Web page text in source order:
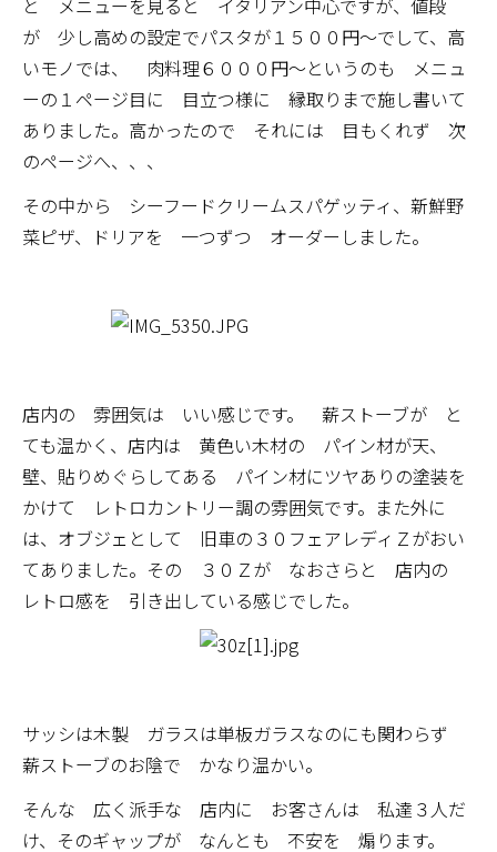
と メニューを見ると イタリアン中心ですが、値段
が 少し高めの設定でパスタが１５００円～でして、高
いモノでは、 肉料理６０００円～というのも メニュ
ーの１ページ目に 目立つ様に 縁取りまで施し書いて
ありました。高かったので それには 目もくれず 次
のページへ、、、
その中から シーフードクリームスパゲッティ、新鮮野
菜ピザ、ドリアを 一つずつ オーダーしました。
店内の 雰囲気は いい感じです。 薪ストーブが と
ても温かく、店内は 黄色い木材の パイン材が天、
壁、貼りめぐらしてある パイン材にツヤありの塗装を
かけて レトロカントリー調の雰囲気です。また外に
は、オブジェとして 旧車の３０フェアレディＺがおい
てありました。その ３０Ｚが なおさらと 店内の
レトロ感を 引き出している感じでした。
サッシは木製 ガラスは単板ガラスなのにも関わらず
薪ストーブのお陰で かなり温かい。
そんな 広く派手な 店内に お客さんは 私達３人だ
け、そのギャップが なんとも 不安を 煽ります。